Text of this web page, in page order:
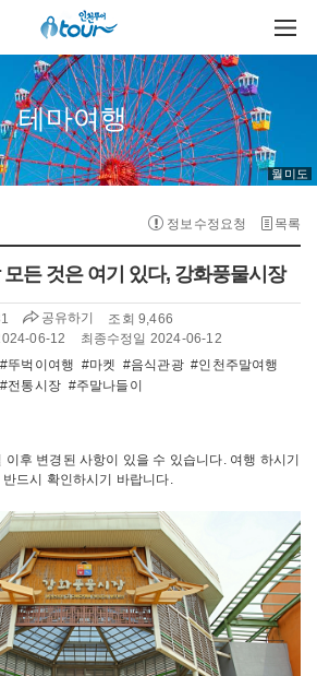
주
메
테마여행
월미도
정보수정요청 목록
든 것은 여기 있다, 강화풍물시장
요
공유하기
조회 9,466
06-12
최종수정일 2024-06-12
#뚜벅이여행 #마켓 #음식관광 #인천주말여행
#전통시장 #주말나들이
후 변경된 사항이 있을 수 있습니다. 여행 하시기
반드시 확인하시기 바랍니다.